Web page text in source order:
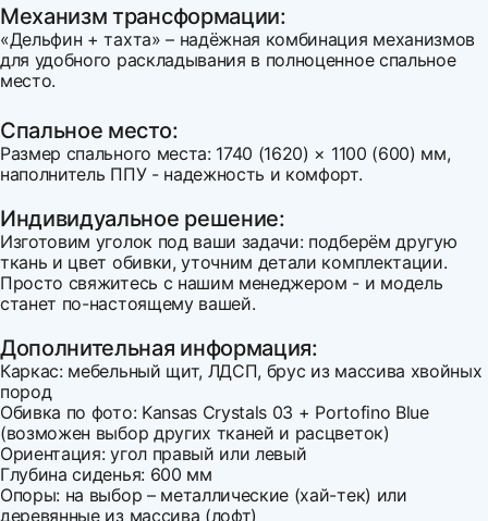
Механизм трансформации:
«Дельфин + тахта» – надёжная комбинация механизмов
для удобного раскладывания в полноценное спальное
место.
Спальное место:
Размер спального места: 1740 (1620) × 1100 (600) мм,
наполнитель ППУ - надежность и комфорт.
Индивидуальное решение:
Изготовим уголок под ваши задачи: подберём другую
ткань и цвет обивки, уточним детали комплектации.
Просто свяжитесь с нашим менеджером - и модель
станет по-настоящему вашей.
Дополнительная информация:
Каркас: мебельный щит, ЛДСП, брус из массива хвойных
пород
Обивка по фото: Kansas Crystals 03 + Portofino Blue
(возможен выбор других тканей и расцветок)
Ориентация: угол правый или левый
Глубина сиденья: 600 мм
Опоры: на выбор – металлические (хай-тек) или
деревянные из массива (лофт)